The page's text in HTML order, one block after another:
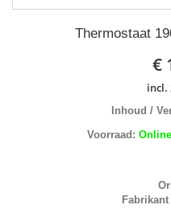
Thermostaat
€
incl.
Inhoud /
Voorraad: